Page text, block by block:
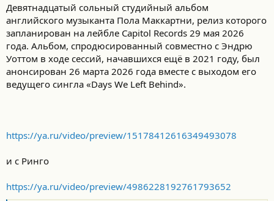
с
т
и
Девятнадцатый сольный студийный альбом
английского музыканта Пола Маккартни, релиз которого
запланирован на лейбле Capitol Records 29 мая 2026
года. Альбом, спродюсированный совместно с Эндрю
Уоттом в ходе сессий, начавшихся ещё в 2021 году, был
анонсирован 26 марта 2026 года вместе с выходом его
ведущего сингла «Days We Left Behind».
https://ya.ru/video/preview/15178412616349493078
и с Ринго
https://ya.ru/video/preview/4986228192761793652